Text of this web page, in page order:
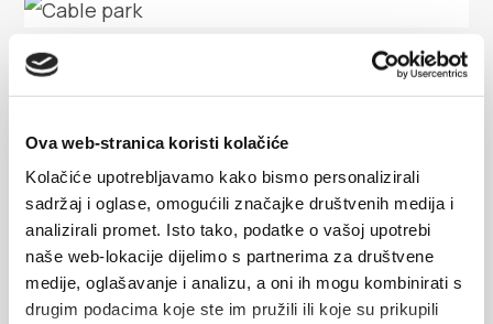
Ova web-stranica koristi kolačiće
Kolačiće upotrebljavamo kako bismo personalizirali
sadržaj i oglase, omogućili značajke društvenih medija i
analizirali promet. Isto tako, podatke o vašoj upotrebi
naše web-lokacije dijelimo s partnerima za društvene
medije, oglašavanje i analizu, a oni ih mogu kombinirati s
drugim podacima koje ste im pružili ili koje su prikupili
Villa Nika, Kamberovo šetalište 30,
21216 Kaštel Stari, Hrvatska
Les directions
Cable park
Kaštela imaju i Cable park koji se nalazi u Kaštel
Štafiliću, na plaži Divulje, u blizini Zračne luke. Riječ
je o liftu postavljenom na stupove u moru na kojemu
se istovremeno može voziti više vozača koristeći
skije, daske i drugu opremu za zabavu na moru. Žica
je idealno mjesto za naučiti skijati...